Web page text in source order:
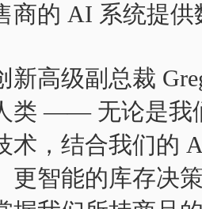
商的 AI 系统提供
新高级副总裁
类 —— 无论是我
术，结合我们的
更智能的库存决